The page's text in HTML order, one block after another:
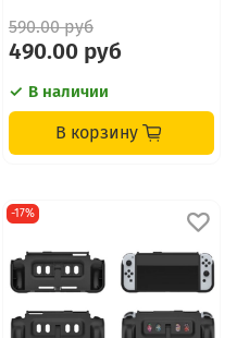
590.00 руб
490.00 руб
В наличии
В корзину
-17%